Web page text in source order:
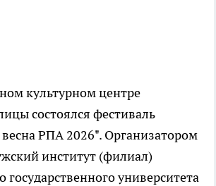
культурном центре
состоялся фестиваль
весна РПА 2026". Организатором
институт (филиал)
государственного университета